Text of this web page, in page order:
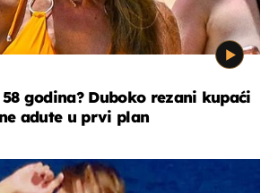
godina? Duboko rezani kupaći
adute u prvi plan